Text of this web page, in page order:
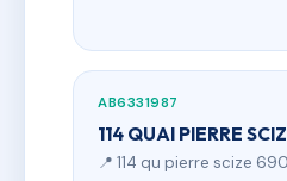
AB6331987
114 QUAI PIERRE
📍 114 qu pierre scize